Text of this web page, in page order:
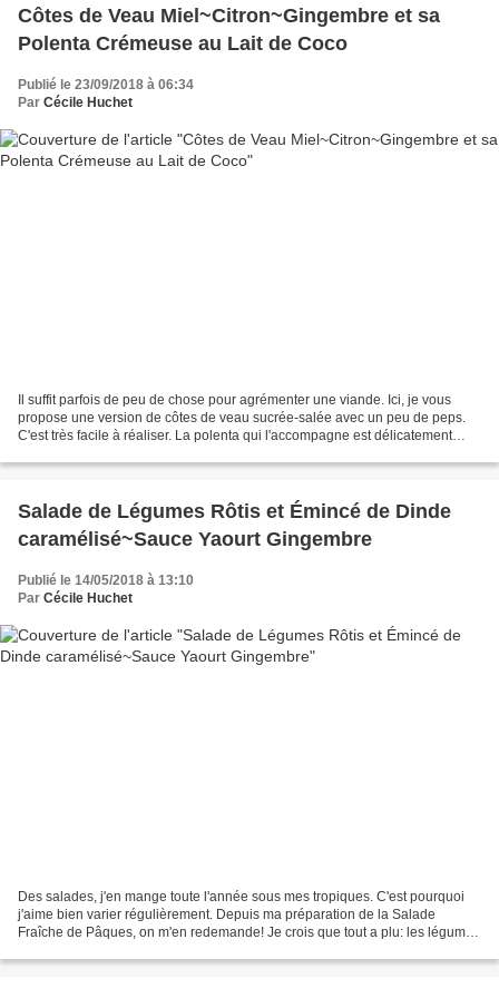
Côtes de Veau Miel~Citron~Gingembre et sa
Polenta Crémeuse au Lait de Coco
Publié le 23/09/2018 à 06:34
Par Cécile Huchet
Il suffit parfois de peu de chose pour agrémenter une viande. Ici, je vous
propose une version de côtes de veau sucrée-salée avec un peu de peps.
C'est très facile à réaliser. La polenta qui l'accompagne est délicatement
Salade de Légumes Rôtis et Émincé de Dinde
caramélisé~Sauce Yaourt Gingembre
Publié le 14/05/2018 à 13:10
Par Cécile Huchet
Des salades, j'en mange toute l'année sous mes tropiques. C'est pourquoi
j'aime bien varier régulièrement. Depuis ma préparation de la Salade
Fraîche de Pâques, on m'en redemande! Je crois que tout a plu: les légumes